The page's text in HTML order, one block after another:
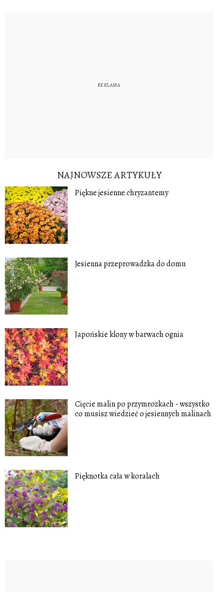
NAJNOWSZE ARTYKUŁY
Piękne jesienne chryzantemy
Jesienna przeprowadzka do domu
Japońskie klony w barwach ognia
Cięcie malin po przymrozkach - wszystko
co musisz wiedzieć o jesiennych malinach
Pięknotka cała w koralach